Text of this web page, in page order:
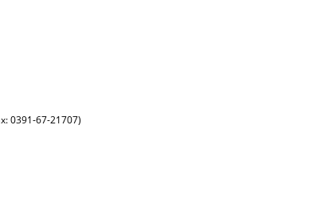
0391-67-21707)